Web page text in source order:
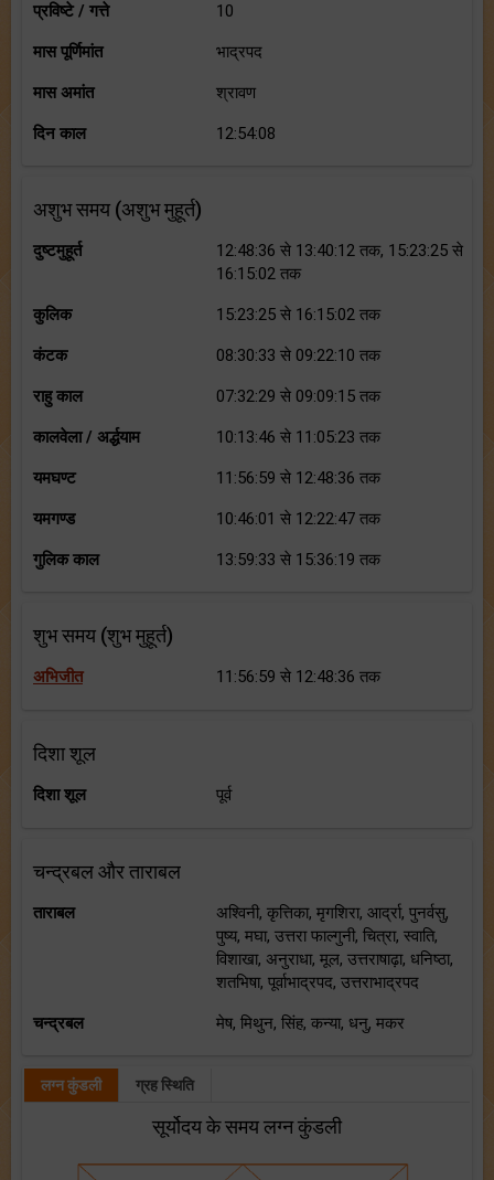
प्रविष्टे / गत्ते 10
मास पूर्णिमांत भाद्रपद
मास अमांत श्रावण
दिन काल 12:54:08
अशुभ समय (अशुभ मुहूर्त)
दुष्टमुहूर्त
12:48:36 से 13:40:12 तक, 15:23:25 से
16:15:02 तक
कुलिक 15:23:25 से 16:15:02 तक
कंटक 08:30:33 से 09:22:10 तक
राहु काल 07:32:29 से 09:09:15 तक
कालवेला / अर्द्धयाम 10:13:46 से 11:05:23 तक
यमघण्ट 11:56:59 से 12:48:36 तक
यमगण्ड 10:46:01 से 12:22:47 तक
गुलिक काल 13:59:33 से 15:36:19 तक
शुभ समय (शुभ मुहूर्त)
अभिजीत 11:56:59 से 12:48:36 तक
दिशा शूल
दिशा शूल पूर्व
चन्द्रबल और ताराबल
ताराबल
अश्विनी, कृत्तिका, मृगशिरा, आर्द्रा, पुनर्वसु,
पुष्य, मघा, उत्तरा फाल्गुनी, चित्रा, स्वाति,
विशाखा, अनुराधा, मूल, उत्तराषाढ़ा, धनिष्ठा,
शतभिषा, पूर्वाभाद्रपद, उत्तराभाद्रपद
चन्द्रबल मेष, मिथुन, सिंह, कन्या, धनु, मकर
लग्न कुंडली ग्रह स्थिति
सूर्योदय के समय लग्न कुंडली